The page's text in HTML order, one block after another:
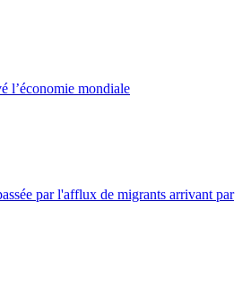
l’économie mondiale
par l'afflux de migrants arrivant par